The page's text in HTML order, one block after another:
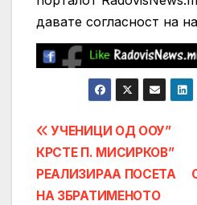
давате согласност на
Post
navigation
УЧЕНИЦИ ОД ООУ”
КРСТЕ П. МИСИРКОВ”
РЕАЛИЗИРАА ПОСЕТА
НА ЗБРАТИМЕНОТО